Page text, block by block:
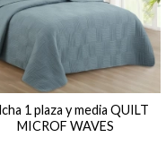
1 plaza y media QUILT
MICROF WAVES